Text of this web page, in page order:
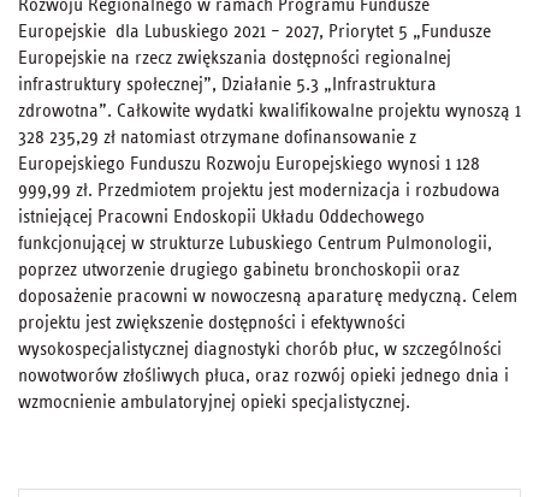
Europejskie dla Lubuskiego 2021 – 2027, Priorytet 5 „Fundusze
Europejskie na rzecz zwiększania dostępności regionalnej
infrastruktury społecznej”, Działanie 5.3 „Infrastruktura
zdrowotna”. Całkowite wydatki kwalifikowalne projektu wynoszą 1
328 235,29 zł natomiast otrzymane dofinansowanie z
Europejskiego Funduszu Rozwoju Europejskiego wynosi 1 128
999,99 zł. Przedmiotem projektu jest modernizacja i rozbudowa
istniejącej Pracowni Endoskopii Układu Oddechowego
funkcjonującej w strukturze Lubuskiego Centrum Pulmonologii,
poprzez utworzenie drugiego gabinetu bronchoskopii oraz
doposażenie pracowni w nowoczesną aparaturę medyczną. Celem
projektu jest zwiększenie dostępności i efektywności
wysokospecjalistycznej diagnostyki chorób płuc, w szczególności
nowotworów złośliwych płuca, oraz rozwój opieki jednego dnia i
wzmocnienie ambulatoryjnej opieki specjalistycznej.